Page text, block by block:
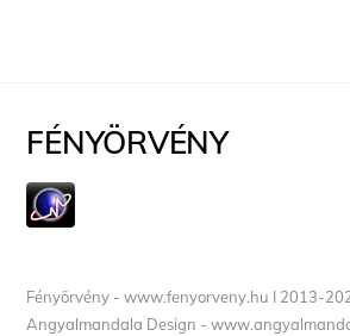
FÉNYÖRVÉNY
Fényörvény - www.fenyorveny.hu I 2013-
Angyalmandala Design -